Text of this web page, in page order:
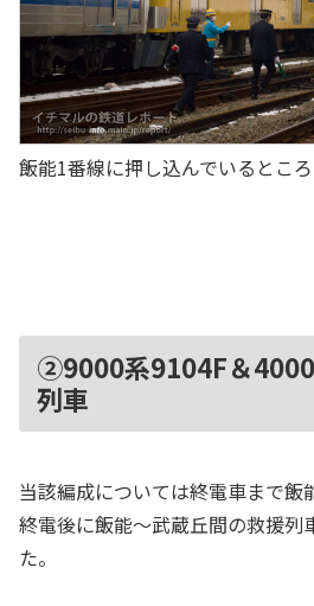
飯能1番線に押し込んでいるところ
②9000系9104F＆
列車
当該編成については終電車まで飯
終電後に飯能～武蔵丘間の救援列
た。